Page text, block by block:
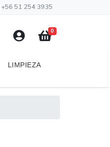
51 254 3935
0
LIMPIEZA